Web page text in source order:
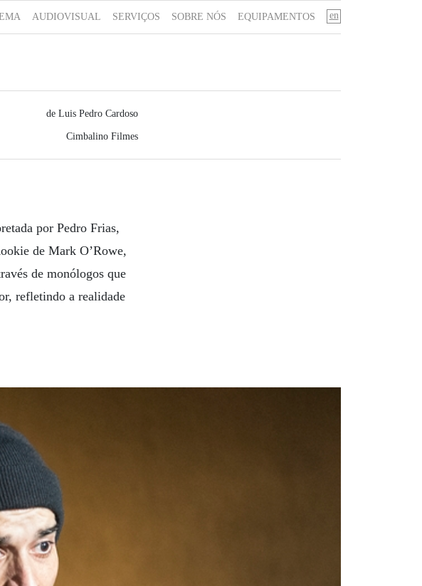
AUDIOVISUAL SERVIÇOS SOBRE NÓS EQUIPAMENTOS en
de Luis Pedro Cardoso
Cimbalino Filmes
por Pedro Frias,
de Mark O’Rowe,
de monólogos que
refletindo a realidade